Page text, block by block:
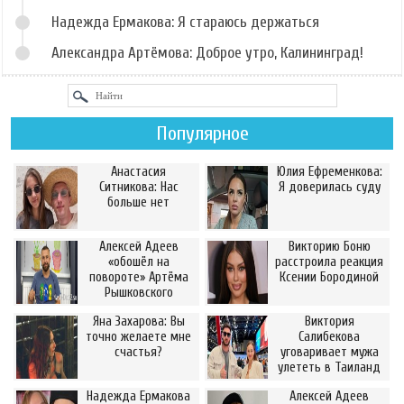
Надежда Ермакова: Я стараюсь держаться
Александра Артёмова: Доброе утро, Калининград!
Популярное
Анастасия
Ситникова: Нас
больше нет
Юлия Ефременкова:
Я доверилась суду
Алексей Адеев
«обошёл на
повороте» Артёма
Рышковского
Викторию Боню
расстроила реакция
Ксении Бородиной
Яна Захарова: Вы
точно желаете мне
счастья?
Виктория
Салибекова
уговаривает мужа
улететь в Таиланд
Надежда Ермакова
Алексей Адеев